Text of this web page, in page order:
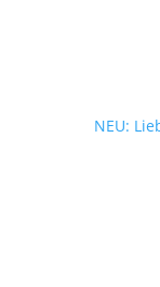
NEU: